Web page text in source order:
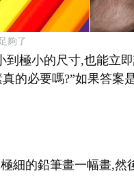
夠了
極小的尺寸,也能立
的必要嗎?”如果答案
細的鉛筆畫一幅畫,